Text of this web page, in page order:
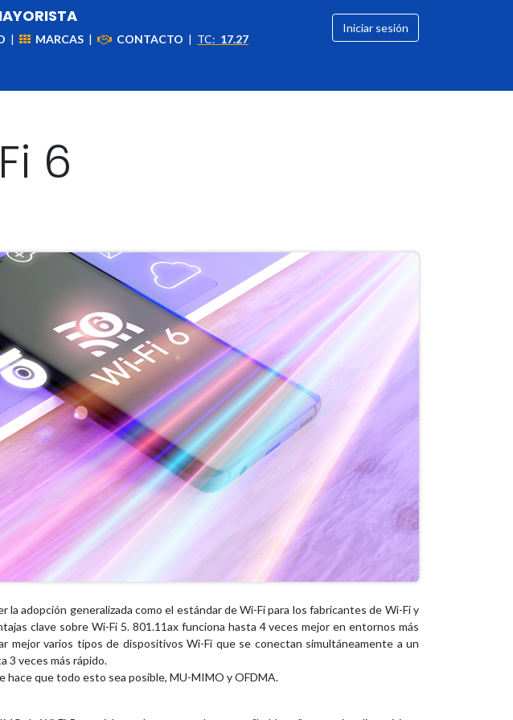
| MARCAS | CONTACTO | TC: 17.27
Iniciar sesión
6
la adopción generalizada como el estándar de Wi-Fi para los fabricantes de Wi-Fi y
clave sobre Wi-Fi 5. 801.11ax funciona hasta 4 veces mejor en entornos más
mejor varios tipos de dispositivos Wi-Fi que se conectan simultáneamente a un
3 veces más rápido.
hace que todo esto sea posible, MU-MIMO y OFDMA.